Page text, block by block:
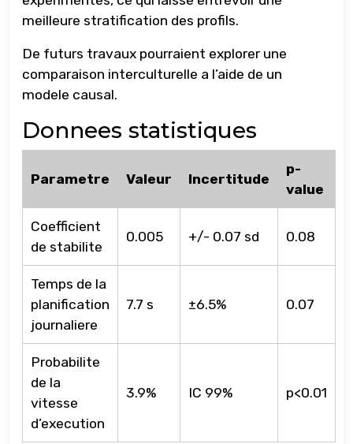
meilleure stratification des profils.
De futurs travaux pourraient explorer une
comparaison interculturelle a l’aide de un
modele causal.
Donnees statistiques
Parametre Valeur Incertitude
p-
value
Coefficient
de stabilite
0.005 +/- 0.07 sd 0.08
Temps de la
planification
journaliere
7.7 s ±6.5% 0.07
Probabilite
de la
vitesse
d’execution
3.9% IC 99% p<0.01